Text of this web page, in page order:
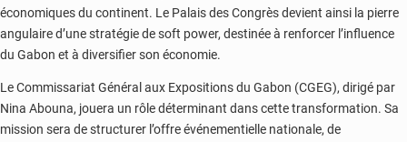
économiques du continent. Le Palais des Congrès devient ainsi la pierre
angulaire d’une stratégie de soft power, destinée à renforcer l’influence
du Gabon et à diversifier son économie.
Le Commissariat Général aux Expositions du Gabon (CGEG), dirigé par
Nina Abouna, jouera un rôle déterminant dans cette transformation. Sa
mission sera de structurer l’offre événementielle nationale, de